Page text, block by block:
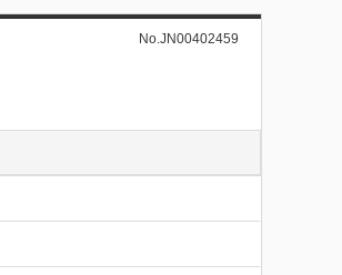
No.JN00402459